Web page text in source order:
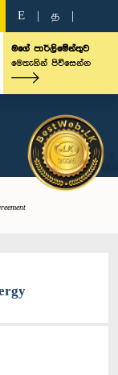
E த
මගේ පාර්ලිමේන්තුව
මෙතැනින් පිවිසෙන්න